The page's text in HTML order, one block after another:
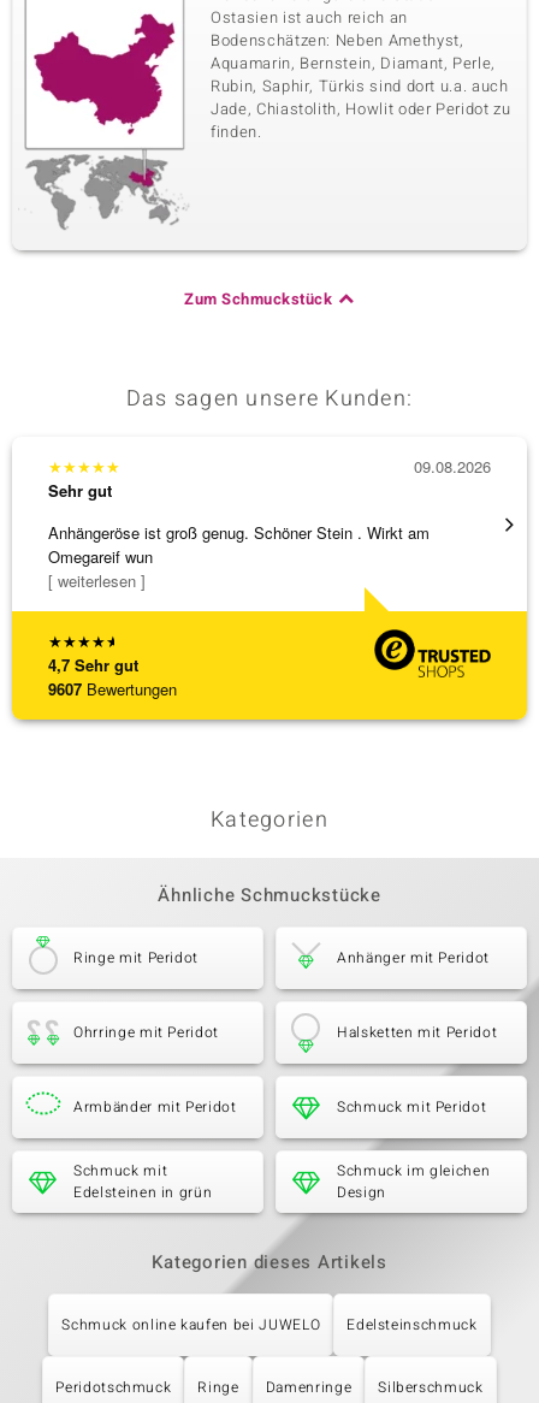
Ostasien ist auch reich an
Bodenschätzen: Neben Amethyst,
Aquamarin, Bernstein, Diamant, Perle,
Rubin, Saphir, Türkis sind dort u.a. auch
Jade, Chiastolith, Howlit oder Peridot zu
finden.
Zum Schmuckstück
Das sagen unsere Kunden:
★★★★★
4,7 Sehr gut
9607 Bewertungen
★★★★★
Sehr gut
Anhängeröse ist groß genug. Schöner Stein . Wirkt am
Omegareif wun
[ weiterlesen ]
09.08.2026
3 x
Kategorien
Ähnliche Schmuckstücke
Ringe mit Peridot Anhänger mit Peridot
Ohrringe mit Peridot Halsketten mit Peridot
Armbänder mit Peridot Schmuck mit Peridot
Schmuck mit
Edelsteinen in grün
Schmuck im gleichen
Design
Kategorien dieses Artikels
Schmuck online kaufen bei JUWELO Edelsteinschmuck
Peridotschmuck Ringe Damenringe Silberschmuck